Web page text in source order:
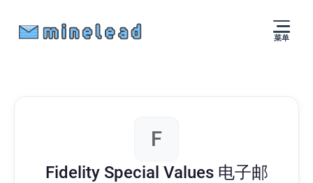
菜单
F
Fidelity Special Values 电子邮